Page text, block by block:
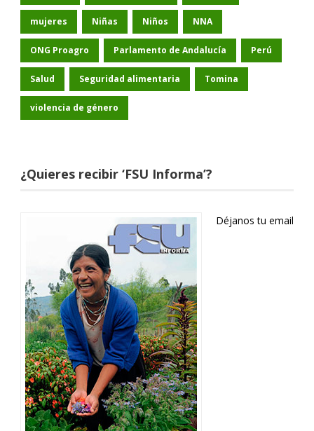
mujeres Niñas Niños NNA
ONG Proagro Parlamento de Andalucía Perú
Salud Seguridad alimentaria Tomina
violencia de género
¿Quieres recibir ‘FSU Informa’?
Déjanos tu email